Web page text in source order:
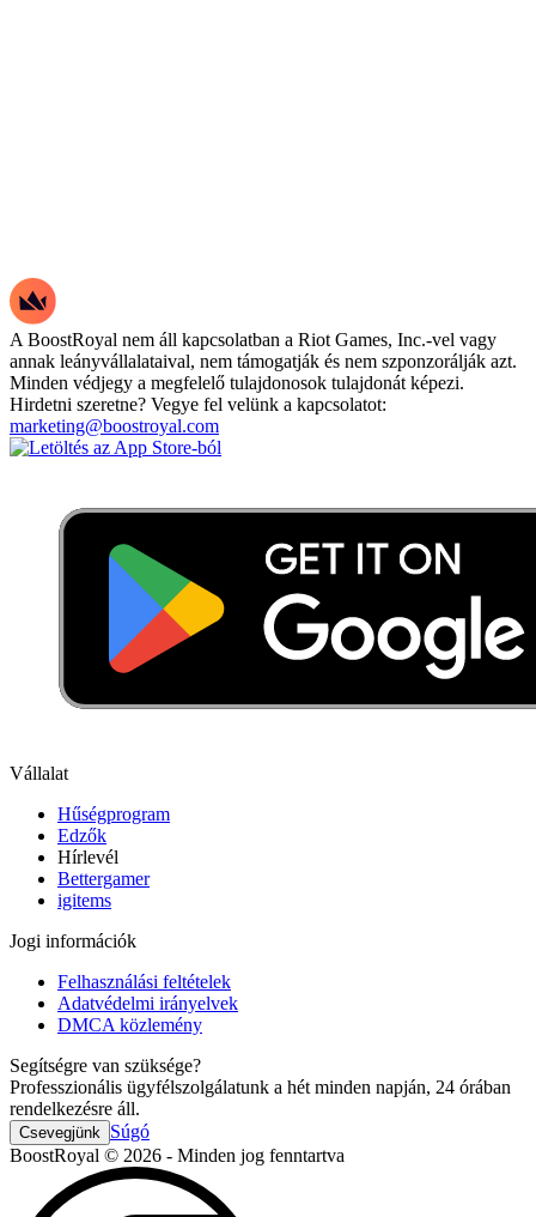
A BoostRoyal nem áll kapcsolatban a Riot Games, Inc.-vel vagy
annak leányvállalataival, nem támogatják és nem szponzorálják azt.
Minden védjegy a megfelelő tulajdonosok tulajdonát képezi.
Hirdetni szeretne? Vegye fel velünk a kapcsolatot:
marketing@boostroyal.com
Vállalat
Hűségprogram
Edzők
Hírlevél
Bettergamer
igitems
Jogi információk
Felhasználási feltételek
Adatvédelmi irányelvek
DMCA közlemény
Segítségre van szüksége?
Professzionális ügyfélszolgálatunk a hét minden napján, 24 órában
rendelkezésre áll.
Csevegjünk
Súgó
BoostRoyal © 2026 - Minden jog fenntartva